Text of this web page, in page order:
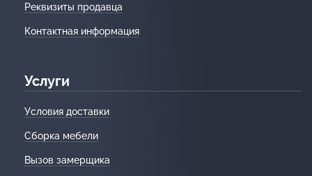
Реквизиты продавца
Контактная информация
Услуги
Условия доставки
Сборка мебели
Вызов замерщика